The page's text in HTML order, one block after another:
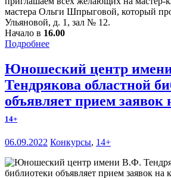
мастера Ольги Шпрыговой, который
Ульяновой, д. 1, зал № 12.
Начало в 16.00
Подробнее
Юношеский центр
Тендрякова областной
объявляет прием заявок
14+
06.09.2022 Конкурсы, 14+